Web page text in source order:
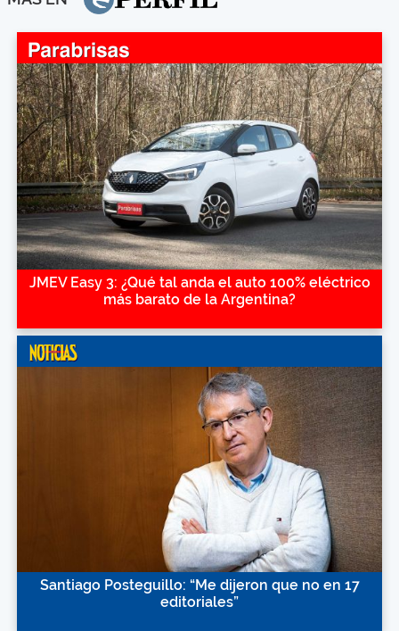
JMEV Easy 3: ¿Qué tal anda el auto 100% eléctrico
más barato de la Argentina?
Santiago Posteguillo: “Me dijeron que no en 17
editoriales”